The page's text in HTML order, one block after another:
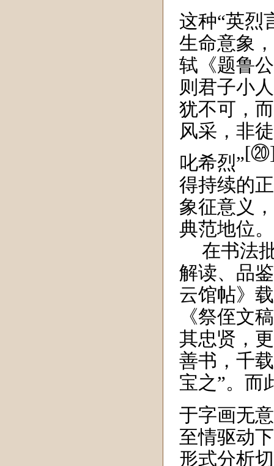
这种“英烈
生命意象
轼《题鲁
则君子小
犹不可，
风采，非
叱希烈”
得持续的
象征意义
典范地位。
在书法
解读、品
云馆帖》
《祭侄文
其忠贤，
善书，千
宝之”。而
于字画无
至情驱动
形式分析